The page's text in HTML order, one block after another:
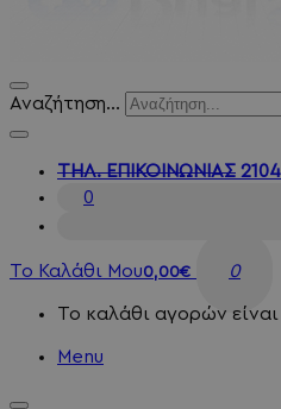
Αναζήτηση...
ΤΗΛ. ΕΠΙΚΟΙΝΩΝΙΑΣ
0
Το Καλάθι Μου0,00€ 0
Το καλάθι αγορών είναι
Menu